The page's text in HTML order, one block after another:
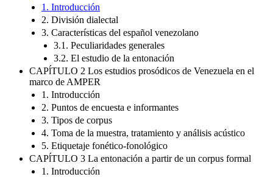
1. Introducción
2. División dialectal
3. Características del español venezolano
3.1. Peculiaridades generales
3.2. El estudio de la entonación
CAPĺTULO 2 Los estudios prosódicos de Venezuela en el
marco de AMPER
1. Introducción
2. Puntos de encuesta e informantes
3. Tipos de corpus
4. Toma de la muestra, tratamiento y análisis acústico
5. Etiquetaje fonético-fonológico
CAPĺTULO 3 La entonación a partir de un corpus formal
1. Introducción